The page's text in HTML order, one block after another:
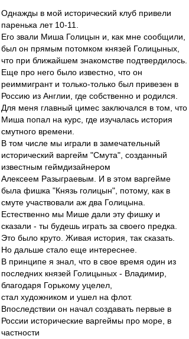
Однажды в мой исторический клуб привели
паренька лет 10-11.
Его звали Миша Голицын и, как мне сообщили,
был он прямым потомком князей Голицыных,
что при ближайшем знакомстве подтвердилось.
Еще про него было известно, что он
реиммигрант и только-только был привезен в
Россию из Англии, где собственно и родился.
Для меня главный цимес заключался в том, что
Миша попал на курс, где изучалась история
смутного времени.
В том числе мы играли в замечательный
исторический варгейм "Смута", созданный
известным геймдизайнером
Алексеем Разыграевым. И в этом варгейме
была фишка "Князь голицын", потому, как в
смуте участвовали аж два Голицына.
Естественно мы Мише дали эту фишку и
сказали - ты будешь играть за своего предка.
Это было круто. Живая история, так сказать.
Но дальше стало еще интереснее.
В принципе я знал, что в свое время один из
последних князей Голицыных - Владимир,
благодаря Горькому уцелел,
стал художником и ушел на флот.
Впоследствии он начал создавать первые в
России исторические варгеймы про море, в
частности